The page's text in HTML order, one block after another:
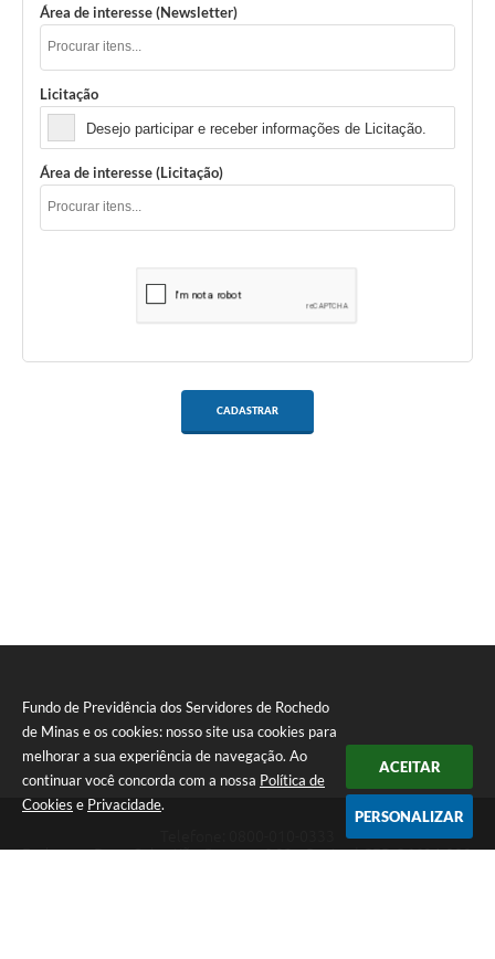
Fundo de Previdência dos Servidores de Rochedo
de Minas e os cookies: nosso site usa cookies para
melhorar a sua experiência de navegação. Ao
continuar você concorda com a nossa Política de
Cookies e Privacidade.
ACEITAR
PERSONALIZAR
Área de interesse (Newsletter)
Licitação
Desejo participar e receber informações de Licitação.
Área de interesse (Licitação)
CADASTRAR
Endereço: Praça Sebastião Gomes, nº 92 - Centro | CEP: 36604-000